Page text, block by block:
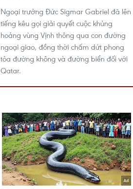
Ngoại trưởng Đức Sigmar Gabriel đã lên
tiếng kêu gọi giải quyết cuộc khủng
hoảng vùng Vịnh thông qua con đường
ngoại giao, đồng thời chấm dứt phong
tỏa đường không và đường biển đối với
Qatar.